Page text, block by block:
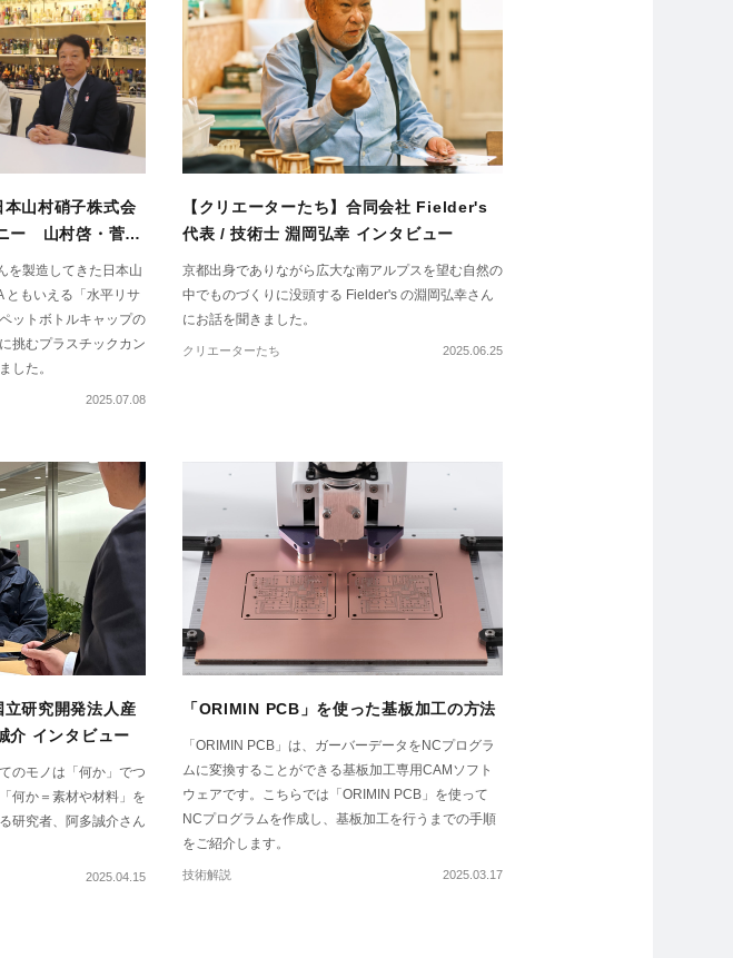
本山村硝子株式会
ー 山村啓・菅由
ー
を製造してきた日本山
ともいえる「水平リサ
ットボトルキャップの
挑むプラスチックカン
した。
2025.07.08
【クリエーターたち】合同会社 Fielder's
代表 / 技術士 淵岡弘幸 インタビュー
京都出身でありながら広大な南アルプスを望む自然の
中でものづくりに没頭する Fielder's の淵岡弘幸さん
にお話を聞きました。
クリエーターたち 2025.06.25
立研究開発法人産
介 インタビュー
のモノは「何か」でつ
何か＝素材や材料」を
研究者、阿多誠介さん
2025.04.15
「ORIMIN PCB」を使った基板加工の方法
「ORIMIN PCB」は、ガーバーデータをNCプログラ
ムに変換することができる基板加工専用CAMソフト
ウェアです。こちらでは「ORIMIN PCB」を使って
NCプログラムを作成し、基板加工を行うまでの手順
をご紹介します。
技術解説 2025.03.17